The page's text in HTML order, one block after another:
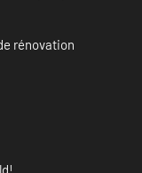
rénovation